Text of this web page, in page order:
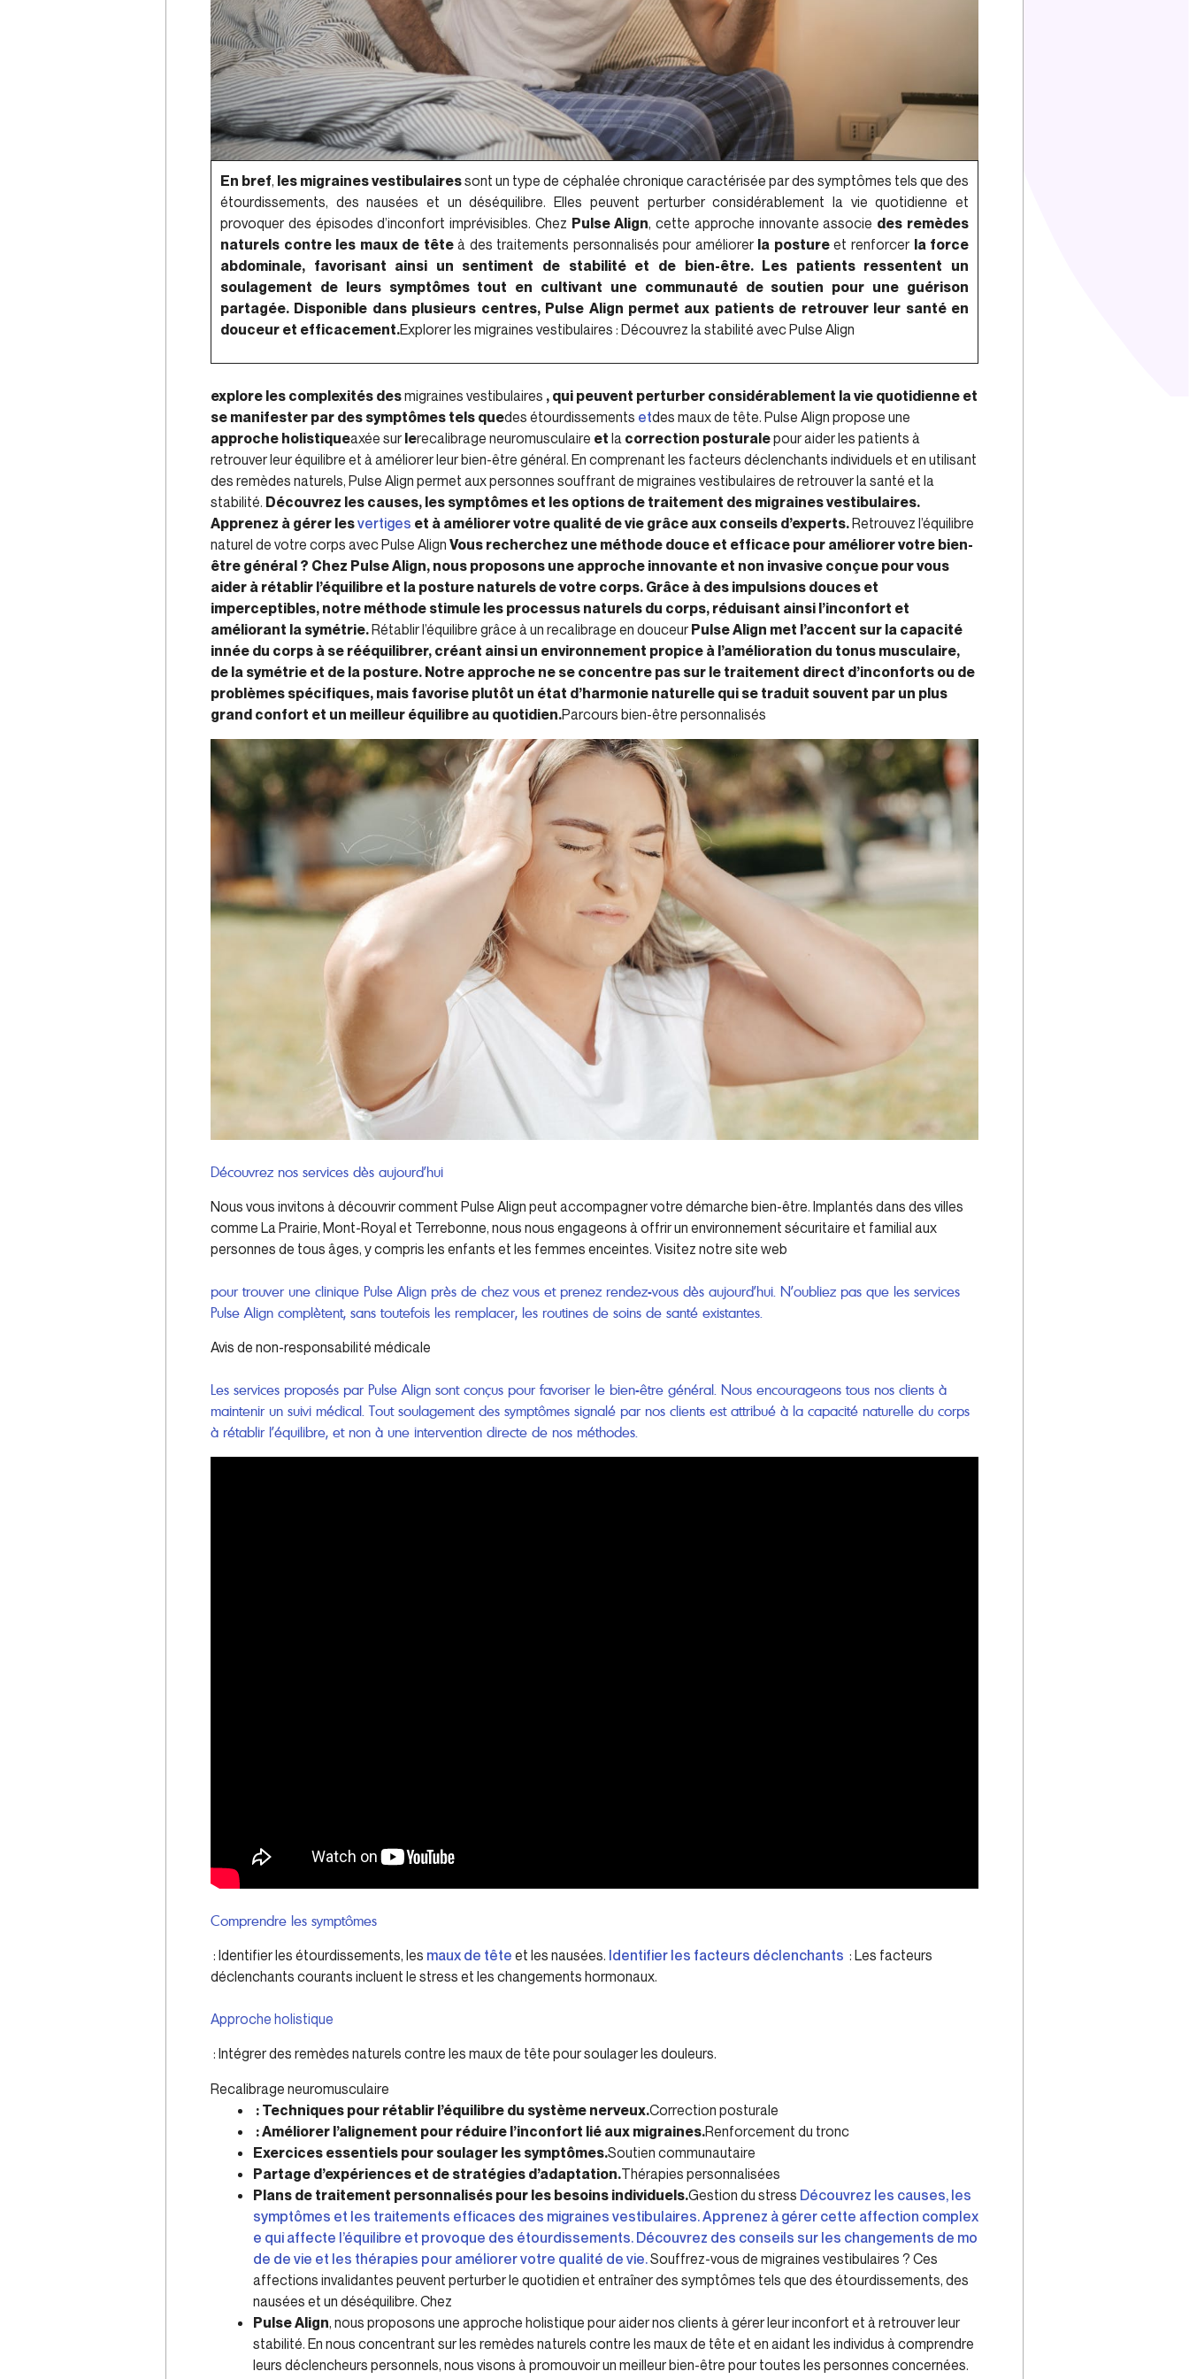
En bref, les migraines vestibulairessont un type de céphalée chronique caractérisée par des symptômes tels que des
étourdissements, des nausées et un déséquilibre. Elles peuvent perturber considérablement la vie quotidienne et
provoquer des épisodes d’inconfort imprévisibles. Chez Pulse Align, cette approche innovante associe des remèdes
naturels contre les maux de têteà des traitements personnalisés pour améliorer la postureet renforcer la force
abdominale, favorisant ainsi un sentiment de stabilité et de bien-être. Les patients ressentent un
soulagement de leurs symptômes tout en cultivant une communauté de soutien pour une guérison
partagée. Disponible dans plusieurs centres, Pulse Align permet aux patients de retrouver leur santé en
douceur et efficacement.Explorer les migraines vestibulaires : Découvrez la stabilité avec Pulse Align
explore les complexités desmigraines vestibulaires , qui peuvent perturber considérablement la vie quotidienne et
se manifester par des symptômes tels quedes étourdissements etdes maux de tête. Pulse Align propose une
approche holistiqueaxée sur lerecalibrage neuromusculaire et la correction posturalepour aider les patients à
retrouver leur équilibre et à améliorer leur bien-être général. En comprenant les facteurs déclenchants individuels et en utilisant
des remèdes naturels, Pulse Align permet aux personnes souffrant de migraines vestibulaires de retrouver la santé et la
stabilité. Découvrez les causes, les symptômes et les options de traitement des migraines vestibulaires.
Apprenez à gérer lesvertiges et à améliorer votre qualité de vie grâce aux conseils d’experts.Retrouvez l’équilibre
naturel de votre corps avec Pulse Align Vous recherchez une méthode douce et efficace pour améliorer votre bien-
être général ? Chez Pulse Align, nous proposons une approche innovante et non invasive conçue pour vous
aider à rétablir l’équilibre et la posture naturels de votre corps. Grâce à des impulsions douces et
imperceptibles, notre méthode stimule les processus naturels du corps, réduisant ainsi l’inconfort et
améliorant la symétrie.Rétablir l’équilibre grâce à un recalibrage en douceur Pulse Align met l’accent sur la capacité
innée du corps à se rééquilibrer, créant ainsi un environnement propice à l’amélioration du tonus musculaire,
de la symétrie et de la posture. Notre approche ne se concentre pas sur le traitement direct d’inconforts ou de
problèmes spécifiques, mais favorise plutôt un état d’harmonie naturelle qui se traduit souvent par un plus
grand confort et un meilleur équilibre au quotidien.Parcours bien-être personnalisés
Découvrez nos services dès aujourd’hui
Nous vous invitons à découvrir comment Pulse Align peut accompagner votre démarche bien-être. Implantés dans des villes
comme La Prairie, Mont-Royal et Terrebonne, nous nous engageons à offrir un environnement sécuritaire et familial aux
personnes de tous âges, y compris les enfants et les femmes enceintes. Visitez notre site web
pour trouver une clinique Pulse Align près de chez vous et prenez rendez-vous dès aujourd’hui. N’oubliez pas que les services
Pulse Align complètent, sans toutefois les remplacer, les routines de soins de santé existantes.
Avis de non-responsabilité médicale
Les services proposés par Pulse Align sont conçus pour favoriser le bien-être général. Nous encourageons tous nos clients à
maintenir un suivi médical. Tout soulagement des symptômes signalé par nos clients est attribué à la capacité naturelle du corps
à rétablir l’équilibre, et non à une intervention directe de nos méthodes.
Comprendre les symptômes
: Identifier les étourdissements, les maux de tête et les nausées. Identifier les facteurs déclenchants : Les facteurs
déclenchants courants incluent le stress et les changements hormonaux.
Approche holistique
: Intégrer des remèdes naturels contre les maux de tête pour soulager les douleurs.
Recalibrage neuromusculaire
: Techniques pour rétablir l’équilibre du système nerveux.Correction posturale
: Améliorer l’alignement pour réduire l’inconfort lié aux migraines.Renforcement du tronc
Exercices essentiels pour soulager les symptômes.Soutien communautaire
Partage d’expériences et de stratégies d’adaptation.Thérapies personnalisées
Plans de traitement personnalisés pour les besoins individuels.Gestion du stress Découvrez les causes, les
symptômes et les traitements efficaces des migraines vestibulaires. Apprenez à gérer cette affection complex
e qui affecte l’équilibre et provoque des étourdissements. Découvrez des conseils sur les changements de mo
de de vie et les thérapies pour améliorer votre qualité de vie.Souffrez-vous de migraines vestibulaires ? Ces
affections invalidantes peuvent perturber le quotidien et entraîner des symptômes tels que des étourdissements, des
nausées et un déséquilibre. Chez
Pulse Align, nous proposons une approche holistique pour aider nos clients à gérer leur inconfort et à retrouver leur
stabilité. En nous concentrant sur les remèdes naturels contre les maux de tête et en aidant les individus à comprendre
leurs déclencheurs personnels, nous visons à promouvoir un meilleur bien-être pour toutes les personnes concernées.